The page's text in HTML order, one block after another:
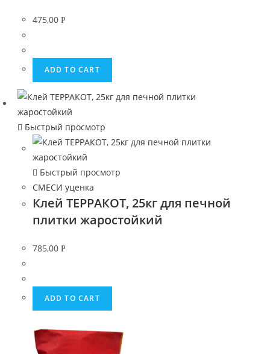
475,00 Р
ADD TO CART
Быстрый просмотр
Быстрый просмотр
СМЕСИ уценка
Клей ТЕРРАКОТ, 25кг для печной
плитки жаростойкий
785,00 Р
ADD TO CART